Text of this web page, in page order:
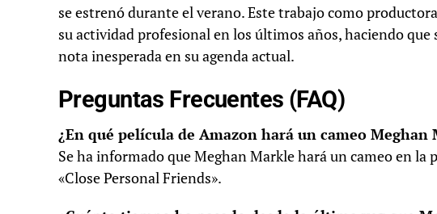
se estrenó durante el verano. Este trabajo como
su actividad profesional en los últimos años, haciendo
nota inesperada en su agenda actual.
Preguntas Frecuentes (FAQ)
¿En qué película de Amazon hará un cameo Meghan
Se ha informado que Meghan Markle hará un cameo en
«Close Personal Friends».